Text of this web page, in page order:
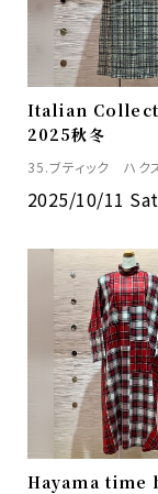
Italian
2025秋冬
35.ブティック ハク
2025/10/11
Hayama time